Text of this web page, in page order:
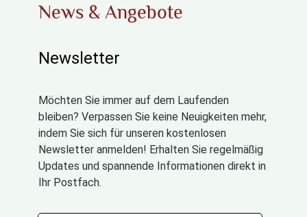
News & Angebote
Newsletter
Möchten Sie immer auf dem Laufenden
bleiben? Verpassen Sie keine Neuigkeiten mehr,
indem Sie sich für unseren kostenlosen
Newsletter anmelden! Erhalten Sie regelmäßig
Updates und spannende Informationen direkt in
Ihr Postfach.